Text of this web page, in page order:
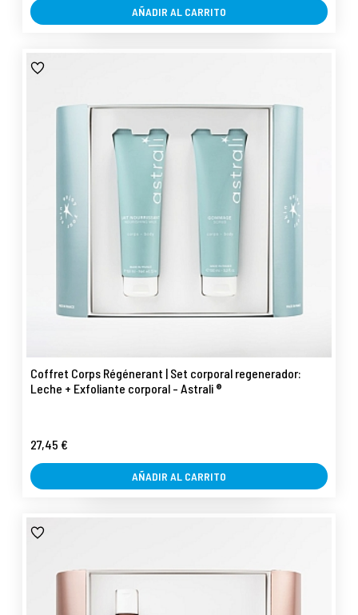
AÑADIR AL CARRITO
Coffret Corps Régénerant | Set corporal regenerador:
Leche + Exfoliante corporal - Astrali ®
27,45 €
AÑADIR AL CARRITO